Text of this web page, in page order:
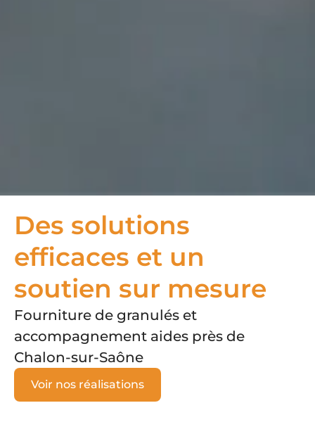
Fourniture de granulés et
accompagnement aides près de
Chalon-sur-Saône
Voir nos réalisations
Des solutions
efficaces et un
soutien sur mesure